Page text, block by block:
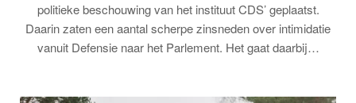
politieke beschouwing van het instituut CDS’ geplaatst.
Daarin zaten een aantal scherpe zinsneden over intimidatie
vanuit Defensie naar het Parlement. Het gaat daarbij…